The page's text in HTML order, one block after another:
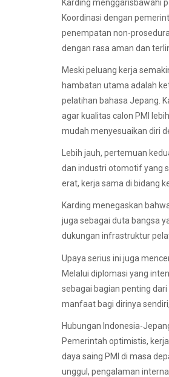
Karding menggarisbawahi
Koordinasi dengan
penempatan non-
dengan rasa aman dan
Meski peluang kerja
hambatan utama adalah
pelatihan bahasa Jepang.
agar kualitas calon PMI
mudah menyesuaikan diri
Lebih jauh, pertemuan
dan industri otomotif yang
erat, kerja sama di bidang
Karding menegaskan
juga sebagai duta bangsa
dukungan infrastruktur
Upaya serius ini juga
Melalui diplomasi yang
sebagai bagian penting
manfaat bagi dirinya
Hubungan Indonesia-
Pemerintah optimistis,
daya saing PMI di masa
unggul, pengalaman